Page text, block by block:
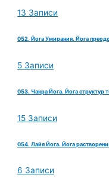
13 Записи
052. Йога Умирания. Йога
5 Записи
053. Чакра Йога. Йога структур
15 Записи
054. Лайя Йога. Йога
6 Записи